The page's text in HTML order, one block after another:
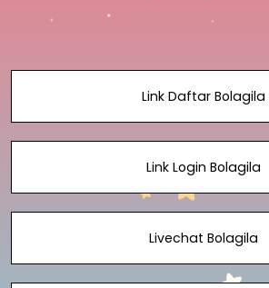
Link Daftar Bolagila
Link Login Bolagila
Livechat Bolagila